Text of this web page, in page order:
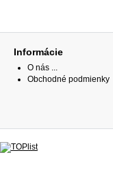
Informácie
O nás ...
Obchodné podmienky